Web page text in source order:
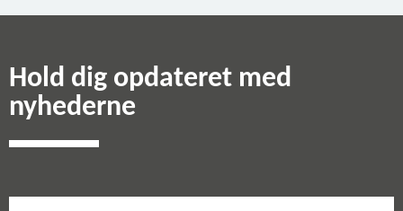
Hold dig opdateret med
nyhederne